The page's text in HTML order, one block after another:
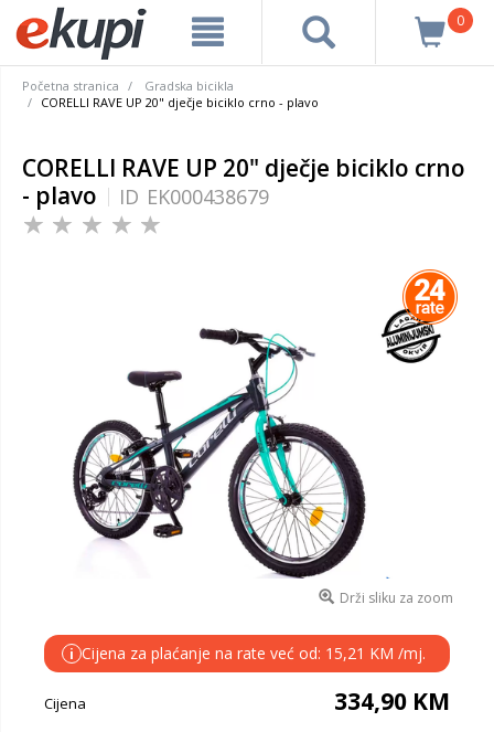
0
Početna stranica
Gradska bicikla
CORELLI RAVE UP 20" dječje biciklo crno - plavo
CORELLI RAVE UP 20" dječje biciklo crno
- plavo
ID EK000438679
Drži sliku za zoom
i Cijena za plaćanje na rate već od: 15,21 KM /mj.
Cijena 334,90 KM